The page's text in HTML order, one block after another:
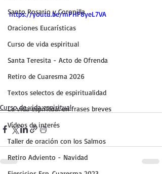
Santo Rosario y Coronilla
Oraciones Eucarísticas
Curso de vida espiritual
Santa Teresita - Acto de Ofrenda
Retiro de Cuaresma 2026
Textos selectos de espiritualidad
La vida espiritual en frases breves
Vídeos de interés
Taller de oración con los Salmos
Retiro Adviento - Navidad
https://youtu.be/mPHF8yeL7VA
Curso de vida espiritual